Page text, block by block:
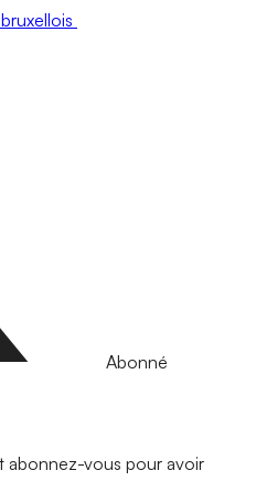
Abonné
abonnez-vous pour avoir